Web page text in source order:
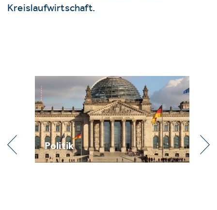
Kreislaufwirtschaft.
Praxis